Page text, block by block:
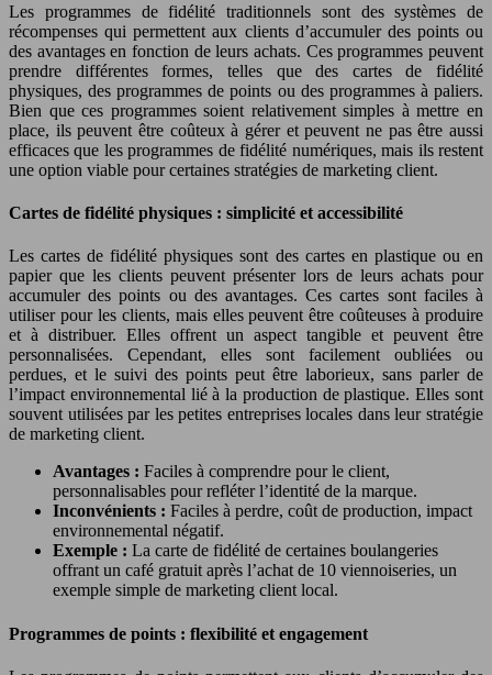
Les programmes de fidélité traditionnels sont des systèmes de
récompenses qui permettent aux clients d’accumuler des points ou
des avantages en fonction de leurs achats. Ces programmes peuvent
prendre différentes formes, telles que des cartes de fidélité
physiques, des programmes de points ou des programmes à paliers.
Bien que ces programmes soient relativement simples à mettre en
place, ils peuvent être coûteux à gérer et peuvent ne pas être aussi
efficaces que les programmes de fidélité numériques, mais ils restent
une option viable pour certaines stratégies de marketing client.
Cartes de fidélité physiques : simplicité et accessibilité
Les cartes de fidélité physiques sont des cartes en plastique ou en
papier que les clients peuvent présenter lors de leurs achats pour
accumuler des points ou des avantages. Ces cartes sont faciles à
utiliser pour les clients, mais elles peuvent être coûteuses à produire
et à distribuer. Elles offrent un aspect tangible et peuvent être
personnalisées. Cependant, elles sont facilement oubliées ou
perdues, et le suivi des points peut être laborieux, sans parler de
l’impact environnemental lié à la production de plastique. Elles sont
souvent utilisées par les petites entreprises locales dans leur stratégie
de marketing client.
Avantages : Faciles à comprendre pour le client,
personnalisables pour refléter l’identité de la marque.
Inconvénients : Faciles à perdre, coût de production, impact
environnemental négatif.
Exemple : La carte de fidélité de certaines boulangeries
offrant un café gratuit après l’achat de 10 viennoiseries, un
exemple simple de marketing client local.
Programmes de points : flexibilité et engagement